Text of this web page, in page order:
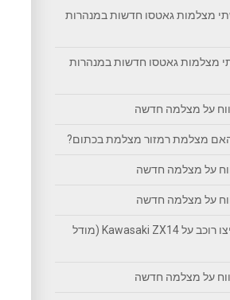
מצלמות גאטסו חדשות במנהרות
מצלמות גאטסו חדשות במנהרות
על מצלמה חדשה
מצלמת רמזור מצלמת בכתום?
על מצלמה חדשה
על מצלמה חדשה
מיצו רוכב על Kawasaki ZX14 (מודל
על מצלמה חדשה